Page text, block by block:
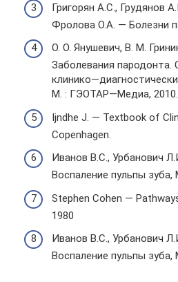
Григорян А.С., Грудянов
Фролова О.А. — Болезни
О. О. Янушевич, В. М.
Заболевания пародонта.
М. : ГЭОТАР—Медиа, 2010.
Ijndhe J. — Textbook of
Copenhagen.
Иванов В.С., Урбанович
Воспаление пульпы
Stephen Cohen —
1980
Иванов В.С., Урбанович
Воспаление пульпы